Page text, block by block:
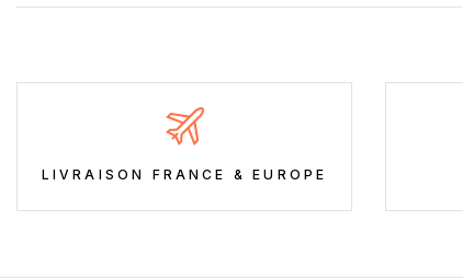
LIVRAISON FRANCE & EUROPE